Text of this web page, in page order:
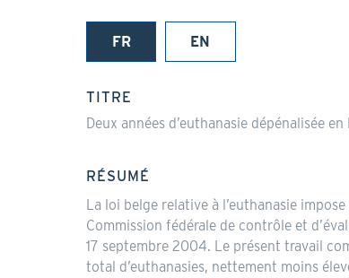
FR
(onglet
EN
TITRE
Deux années d’euthanasie dépénalisée
RÉSUMÉ
La loi belge relative à l’euthanasie
Commission fédérale de contrôle et
17 septembre 2004. Le présent travail
total d’euthanasies, nettement moins